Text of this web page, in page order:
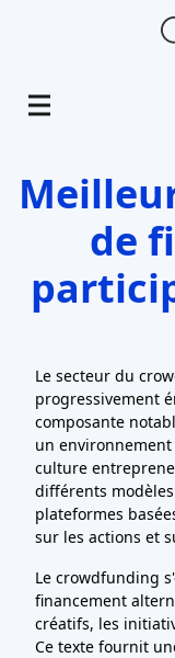
de
Le secteur du
progressivement
composante
un
culture
différents
plateformes
sur les actions et
Le crowdfunding
financement
créatifs, les
Ce texte fournit